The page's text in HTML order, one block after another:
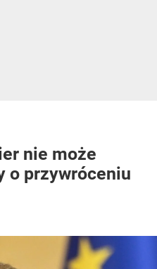
nie może
o przywróceniu